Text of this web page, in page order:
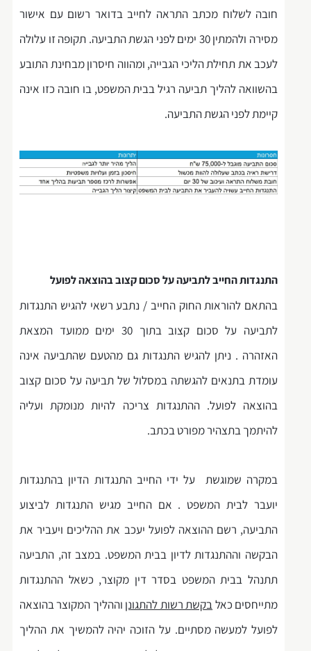
חובה לשלוח מכתב התראה לחייב בדואר רשום עם אישור
מסירה ולהמתין 30 ימים לפני הגשת התביעה. תקופה זו עלולה
לעכב את תחילת הליכי הגבייה, ומהווה חיסרון מבחינת התובע
בהשוואה להליך תביעה רגיל בבית המשפט, בו חובה כזו אינה
קיימת לפני הגשת התביעה.
התנגדות החייב לתביעה על סכום קצוב בהוצאה לפועל
בהתאם להוראות החוק החייב / נתבע רשאי להגיש התנגדות
לתביעה על סכום קצוב בתוך 30 ימים ממועד המצאת
האזהרה . ניתן להגיש התנגדות גם מהטעם שהתביעה אינה
עומדת בתנאים להגשתה במסלול של תביעה על סכום קצוב
בהוצאה לפועל. ההתנגדות צריכה להיות מנומקת ועליה
להיתמך בתצהיר מפורט בכתב.
במקרה שמוגשת על ידי החייב התנגדות הדיון בהתנגדות
יועבר לבית המשפט . אם החייב מגיש התנגדות לביצוע
התביעה, רשם ההוצאה לפועל יעכב את ההליכים ויעביר את
הבקשה וההתנגדות לדיון בבית המשפט. במצב זה, התביעה
תתנהל בבית המשפט בסדר דין מקוצר, כשאל ההתנגדות
מתייחסים כאלבקשת רשות להתגונןוההליך המקוצר בהוצאה
לפועל למעשה מסתיים. על הזוכה יהיה להמשיך את ההליך